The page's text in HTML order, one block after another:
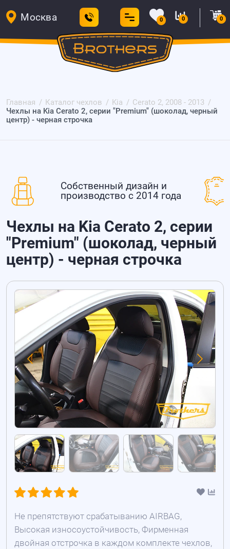
Москва 0 0 0
Главная Каталог чехлов Kia
Cerato 2, 2008 - 2013
Чехлы на Kia Cerato 2, серии "Premium" (шоколад, черный
центр) - черная строчка
Собственный дизайн и
производство с 2014 года
Чехлы на Kia Cerato 2, серии
"Premium" (шоколад, черный
центр) - черная строчка
Не препятствуют срабатыванию AIRBAG,
Высокая износоустойчивость, Фирменная
двойная отстрочка в каждом комплекте чехлов,